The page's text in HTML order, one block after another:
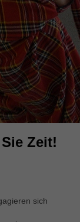
Zeit!
sich